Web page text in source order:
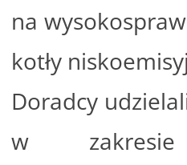
na
kotły
Doradcy
w zakresie